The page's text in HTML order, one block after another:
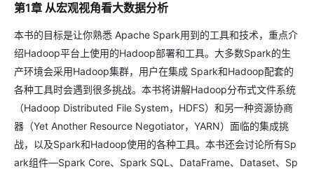
第1章 从宏观视角看大数据分析
本书的目标是让你熟悉 Apache Spark用到的工具和技术，重点介
绍Hadoop平台上使用的Hadoop部署和工具。大多数Spark的生
产环境会采用Hadoop集群，用户在集成 Spark和Hadoop配套的
各种工具时会遇到很多挑战。本书将讲解Hadoop分布式文件系统
（Hadoop Distributed File System，HDFS）和另一种资源协商
器（Yet Another Resource Negotiator，YARN）面临的集成挑
战，以及Spark和Hadoop使用的各种工具。本书还会讨论所有Sp
ark组件—Spark Core、Spark SQL、DataFrame、Dataset、Sp